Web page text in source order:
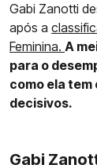
Gabi Zanotti
após a
Feminina. A
para o
como ela tem
decisivos.
Gabi